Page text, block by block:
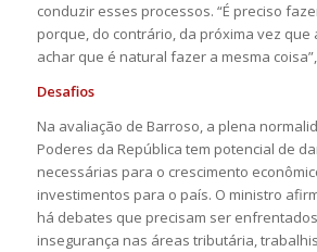
conduzir esses processos. “É preciso
porque, do contrário, da próxima vez que
achar que é natural fazer a mesma
Desafios
Na avaliação de Barroso, a plena
Poderes da República tem potencial de
necessárias para o crescimento
investimentos para o país. O ministro
há debates que precisam ser
insegurança nas áreas tributária,